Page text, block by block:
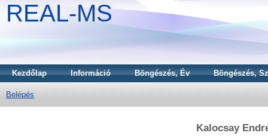
REAL-MS
Kezdőlap Információ Böngészés, Év Böngészés,
Belépés
Kalocsay